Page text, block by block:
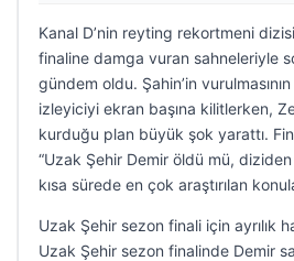
Kanal D’nin reyting rekortmeni
finaline damga vuran sahneleriyle
gündem oldu. Şahin’in
izleyiciyi ekran başına kilitlerken,
kurduğu plan büyük şok yarattı.
“Uzak Şehir Demir öldü mü, diziden
kısa sürede en çok araştırılan
Uzak Şehir sezon finali için ayrılık
Uzak Şehir sezon finalinde Demir